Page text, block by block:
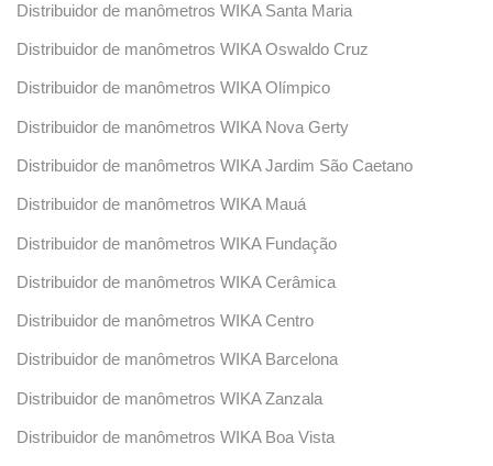
Distribuidor de manômetros WIKA Santa Maria
Distribuidor de manômetros WIKA Oswaldo Cruz
Distribuidor de manômetros WIKA Olímpico
Distribuidor de manômetros WIKA Nova Gerty
Distribuidor de manômetros WIKA Jardim São Caetano
Distribuidor de manômetros WIKA Mauá
Distribuidor de manômetros WIKA Fundação
Distribuidor de manômetros WIKA Cerâmica
Distribuidor de manômetros WIKA Centro
Distribuidor de manômetros WIKA Barcelona
Distribuidor de manômetros WIKA Zanzala
Distribuidor de manômetros WIKA Boa Vista